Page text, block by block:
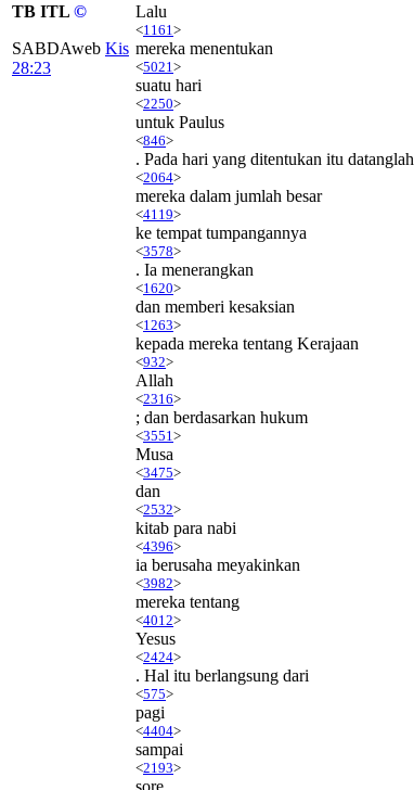
TB ITL ©
SABDAweb Kis
28:23
Lalu
<1161 >
mereka menentukan
<5021 >
suatu hari
<2250>
untuk Paulus
<846>
. Pada hari yang ditentukan itu datanglah
<2064>
mereka dalam jumlah besar
<4119>
ke tempat tumpangannya
<3578>
. Ia menerangkan
<1620>
dan memberi kesaksian
<1263>
kepada mereka tentang Kerajaan
<932>
Allah
<2316>
; dan berdasarkan hukum
<3551 >
Musa
<3475>
dan
<2532>
kitab para nabi
<4396>
ia berusaha meyakinkan
<3982>
mereka tentang
<4012>
Yesus
<2424>
. Hal itu berlangsung dari
<575>
pagi
<4404>
sampai
<2193>
sore